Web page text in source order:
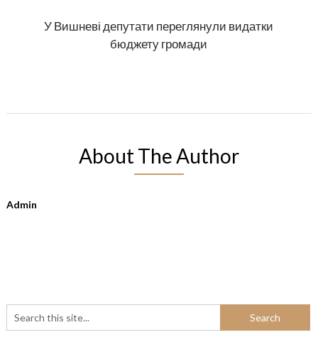
У Вишневі депутати переглянули видатки
бюджету громади
About The Author
Admin